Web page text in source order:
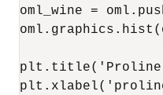
oml_wine =
plt.title('Proline